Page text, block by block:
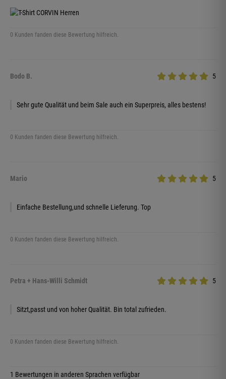
0 Kunden fanden diese Bewertung hilfreich.
Bodo B. 5
Sehr gute Qualität und beim Sale auch ein Superpreis, alles bestens!
0 Kunden fanden diese Bewertung hilfreich.
Mario 5
Einfache Bestellung,und schnelle Lieferung. Top
0 Kunden fanden diese Bewertung hilfreich.
Petra + Hans-Willi Schmidt 5
Sitzt,passt und von hoher Qualität. Bin total zufrieden.
0 Kunden fanden diese Bewertung hilfreich.
1 Bewertungen in anderen Sprachen verfügbar